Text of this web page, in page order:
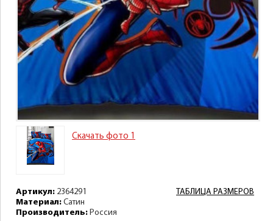
Скачать фото 1
ТАБЛИЦА РАЗМЕРОВ
Артикул: 2364291
Материал: Сатин
Производитель: Россия